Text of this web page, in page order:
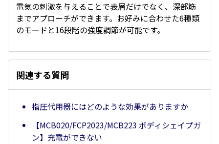
電気の刺激を与えることで表層だけでなく、深部筋
までアプローチができます。お好みに合わせた6種類
のモードと16段階の強度調節が可能です。
関連する質問
指圧代用器にはどのような効果がありますか
【MCB020/FCP2023/MCB223 ボディシェイプガ
ン】充電ができない